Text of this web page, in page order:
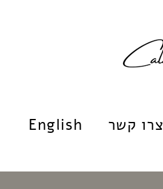
English צרו קשר